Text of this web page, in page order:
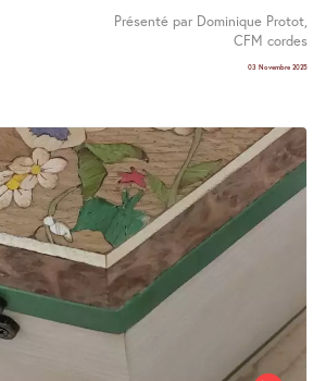
Présenté par Dominique Protot,
CFM cordes
03 Novembre 2025